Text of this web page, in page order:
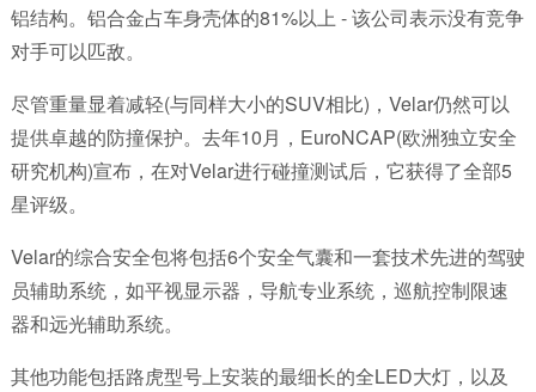
铝结构。铝合金占车身壳体的81%以上 - 该公司表示没有竞争
对手可以匹敌。
尽管重量显着减轻(与同样大小的SUV相比)，Velar仍然可以
提供卓越的防撞保护。去年10月，EuroNCAP(欧洲独立安全
研究机构)宣布，在对Velar进行碰撞测试后，它获得了全部5
星评级。
Velar的综合安全包将包括6个安全气囊和一套技术先进的驾驶
员辅助系统，如平视显示器，导航专业系统，巡航控制限速
器和远光辅助系统。
其他功能包括路虎型号上安装的最细长的全LED大灯，以及